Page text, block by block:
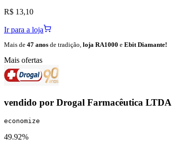
R$ 13,10
Ir para a loja
Mais de 47 anos de tradição, loja RA1000 e Ebit Diamante!
Mais ofertas
vendido por Drogal Farmacêutica LTDA
economize
49.92%